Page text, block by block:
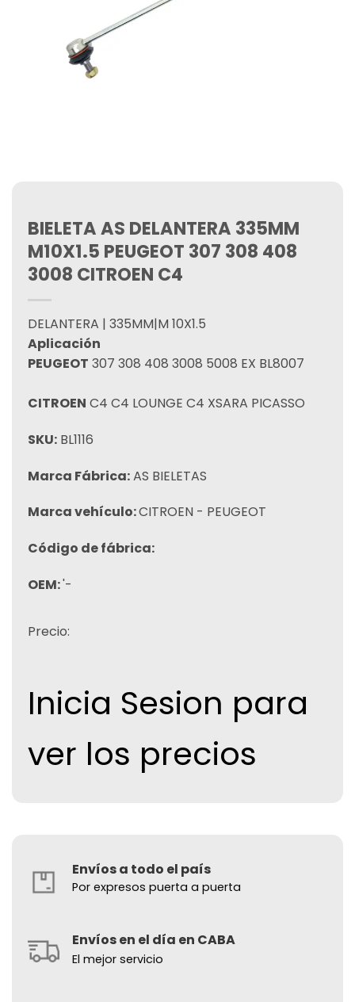
BIELETA AS DELANTERA 335MM
M10X1.5 PEUGEOT 307 308 408
3008 CITROEN C4
DELANTERA | 335MM|M 10X1.5
Aplicación
PEUGEOT 307 308 408 3008 5008 EX BL8007
CITROEN C4 C4 LOUNGE C4 XSARA PICASSO
SKU: BL1116
Marca Fábrica:AS BIELETAS
Marca vehículo:CITROEN - PEUGEOT
Código de fábrica:
OEM:'-
Precio:
Inicia Sesion para
ver los precios
Envíos a todo el país
Por expresos puerta a puerta
Envíos en el día en CABA
El mejor servicio